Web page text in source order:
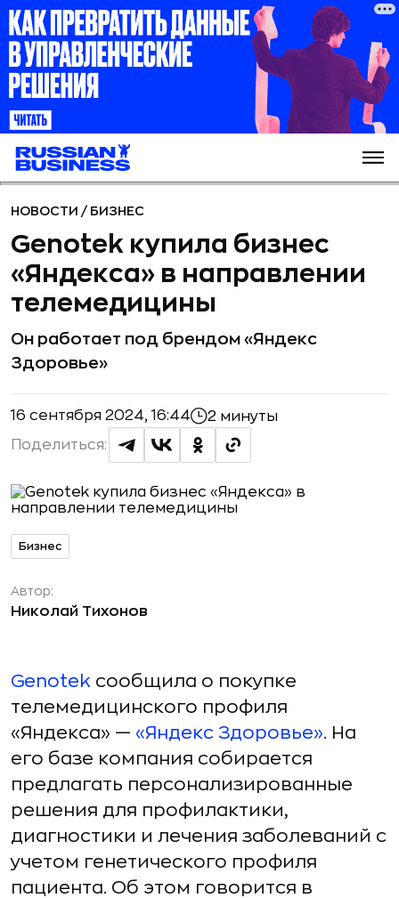
НОВОСТИ / БИЗНЕС
Genotek купила бизнес
«Яндекса» в направлении
телемедицины
Он работает под брендом «Яндекс
Здоровье»
16 сентября 2024, 16:44 2 минуты
Поделиться:
Бизнес
Автор:
Николай Тихонов
Genotek сообщила о покупке
телемедицинского профиля
«Яндекса» — «Яндекс Здоровье». На
его базе компания собирается
предлагать персонализированные
решения для профилактики,
диагностики и лечения заболеваний с
учетом генетического профиля
пациента. Об этом говорится в